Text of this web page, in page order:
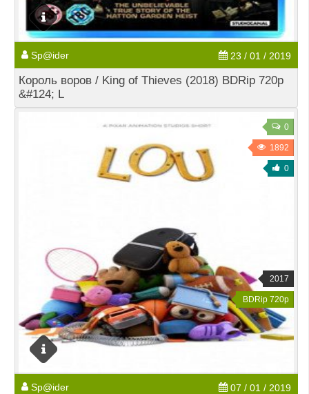
Sp@ider 23 / 01 / 2019
Король воров / King of Thieves (2018) BDRip 720p
&#124; L
0
1892
0
2017
BDRip 720p
Sp@ider 07 / 01 / 2019